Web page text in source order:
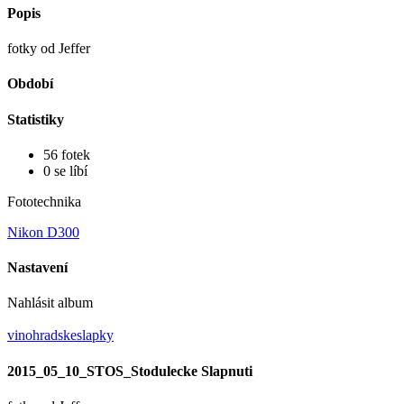
Popis
fotky od Jeffer
Období
Statistiky
56 fotek
0 se líbí
Fototechnika
Nikon D300
Nastavení
Nahlásit album
vinohradskeslapky
2015_05_10_STOS_Stodulecke Slapnuti